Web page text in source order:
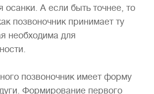
А если быть точнее, то
позвоночник принимает ту
необходима для
позвоночник имеет форму
Формирование первого